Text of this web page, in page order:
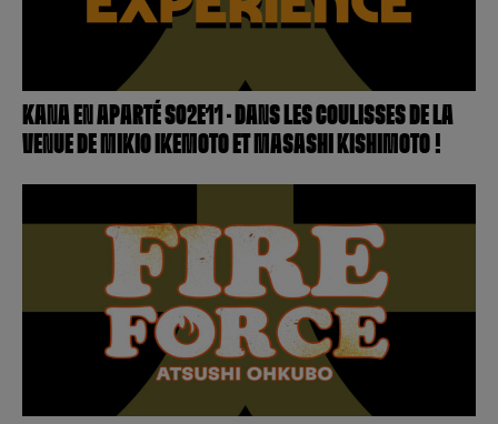
KANA EN APARTÉ S02E11 – DANS LES COULISSES DE LA
VENUE DE MIKIO IKEMOTO ET MASASHI KISHIMOTO !
Se connecter
Hunter x Hunter
Fire Force
Black Butler